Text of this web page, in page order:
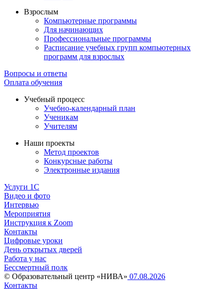
Взрослым
Компьютерные программы
Для начинающих
Профессиональные программы
Расписание учебных групп компьютерных
программ для взрослых
Вопросы и ответы
Оплата обучения
Учебный процесс
Учебно-календарный план
Ученикам
Учителям
Наши проекты
Метод проектов
Конкурсные работы
Электронные издания
Услуги 1C
Видео и фото
Интервью
Мероприятия
Инструкция к Zoom
Контакты
Цифровые уроки
День открытых дверей
Работа у нас
Бессмертный полк
© Образовательный центр «НИВА» 07.08.2026
Контакты